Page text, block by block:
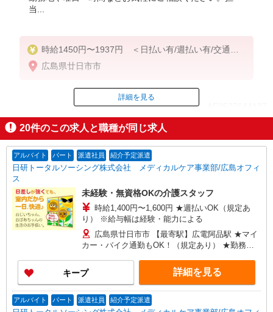
当...
時給1450円〜1937円 ＜日払い有/週払い有/交通費
全支給(ガソリン代含む)＞
広島県廿日市市
ID：AE0527644137
掲載期間終了
詳細を見る
20件のこの求人と職種が同じ求人
アルバイト パート 派遣社員 紹介予定派遣
日研トータルソーシング株式会社 メディカルケア事業部/広島オフィ
ス
未経験・無資格OKの介護スタッフ
時給1,400円〜1,600円 ★週払いOK（規定あ
り） ※給与幅は経験・能力による
広島県廿日市市 【最寄駅】広電阿品駅 ★マイ
カー・バイク通勤もOK！（規定あり） ★勤務地
ど、お好きな勤務地をお選び下さい！！
キープ 詳細を見る
アルバイト パート 派遣社員 紹介予定派遣